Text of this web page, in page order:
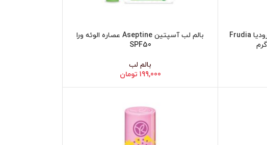
بالم لب آبرسان و حجم دهنده فرودیا Frudia
افزودن به سبد خرید
بالم لب آسپتین Aseptine عصاره الوئه ورا
SPF50
بالم لب
199,000 تومان